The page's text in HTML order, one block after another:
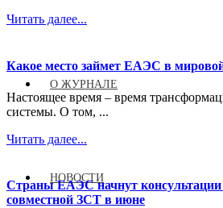
О ЖУРНАЛЕ
НОВОСТИ
Читать далее...
Какое место займет ЕАЭС в мировой
Настоящее время – время
системы. О том, ...
Читать далее...
Страны ЕАЭС начнут
совместной ЗСТ в июне